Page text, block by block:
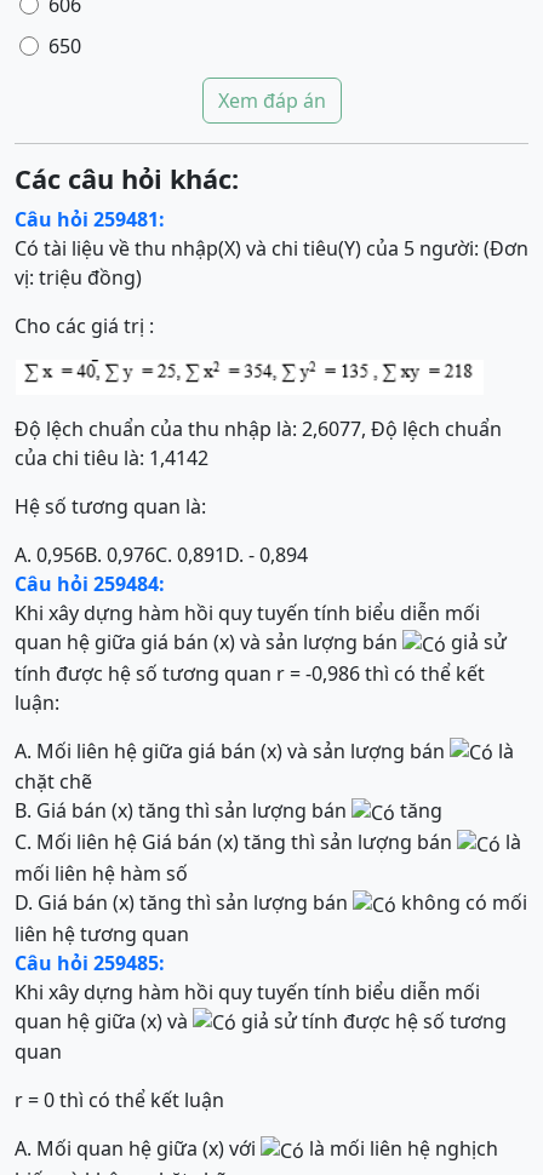
650
Xem đáp án
Các câu hỏi khác:
Câu hỏi 259481:
Có tài liệu về thu nhập(X) và chi tiêu(Y) của 5 người: (Đơn
vị: triệu đồng)
Cho các giá trị :
Độ lệch chuẩn của thu nhập là: 2,6077, Độ lệch chuẩn
của chi tiêu là: 1,4142
Hệ số tương quan là:
A. 0,956B. 0,976C. 0,891D. - 0,894
Câu hỏi 259484:
Khi xây dựng hàm hồi quy tuyến tính biểu diễn mối
quan hệ giữa giá bán (x) và sản lượng bán
giả sử
tính được hệ số tương quan r = -0,986 thì có thể kết
luận:
A. Mối liên hệ giữa giá bán (x) và sản lượng bán
là
chặt chẽ
B. Giá bán (x) tăng thì sản lượng bán
tăng
C. Mối liên hệ Giá bán (x) tăng thì sản lượng bán
là
mối liên hệ hàm số
D. Giá bán (x) tăng thì sản lượng bán
không có mối
liên hệ tương quan
Câu hỏi 259485:
Khi xây dựng hàm hồi quy tuyến tính biểu diễn mối
quan hệ giữa (x) và
giả sử tính được hệ số tương
quan
r = 0 thì có thể kết luận
A. Mối quan hệ giữa (x) với
là mối liên hệ nghịch